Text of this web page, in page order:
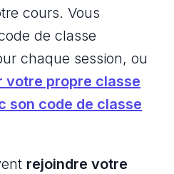
cours. Vous
de classe
chaque session, ou
votre propre classe
son code de classe
rejoindre votre